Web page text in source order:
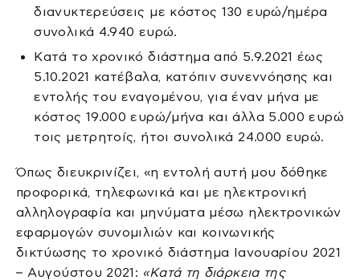
διανυκτερεύσεις με κόστος 130 ευρώ/ημέρα
συνολικά 4.940 ευρώ.
Κατά το χρονικό διάστημα από 5.9.2021 έως
5.10.2021 κατέβαλα, κατόπιν συνεννόησης και
εντολής του εναγομένου, για έναν μήνα με
κόστος 19.000 ευρώ/μήνα και άλλα 5.000 ευρώ
τοις μετρητοίς, ήτοι συνολικά 24.000 ευρώ.
Όπως διευκρινίζει, «η εντολή αυτή μου δόθηκε
προφορικά, τηλεφωνικά και με ηλεκτρονική
αλληλογραφία και μηνύματα μέσω ηλεκτρονικών
εφαρμογών συνομιλιών και κοινωνικής
δικτύωσης το χρονικό διάστημα Ιανουαρίου 2021
– Αυγούστου 2021: «Κατά τη διάρκεια της